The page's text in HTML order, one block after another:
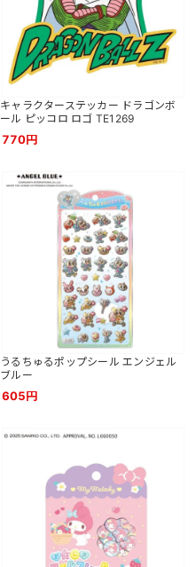
キャラクターステッカー ドラゴンボ
ール ピッコロ ロゴ TE1269
770円
うるちゅるポップシール エンジェル
ブルー
605円